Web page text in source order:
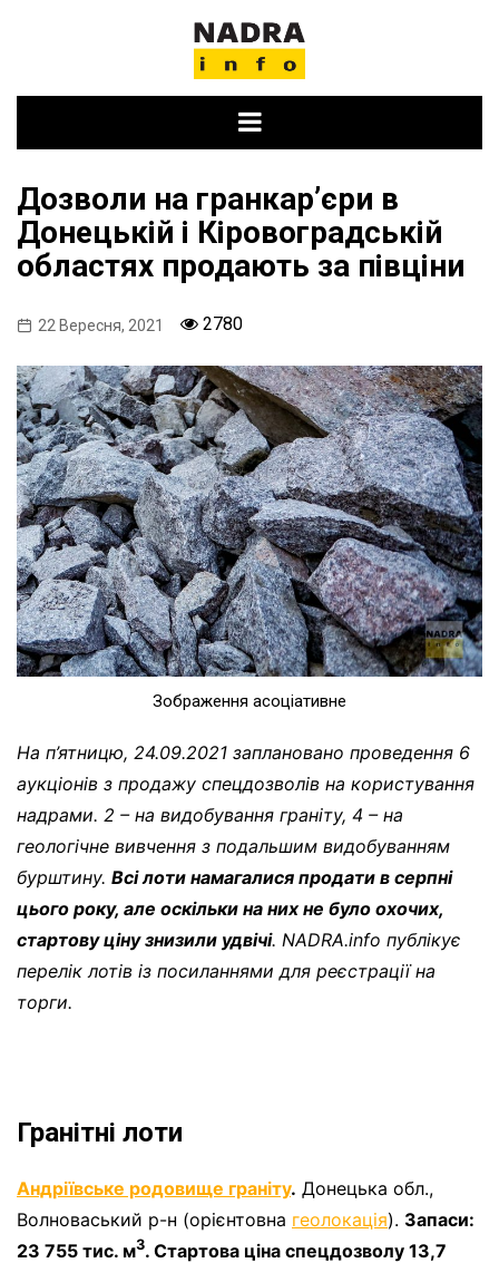
Дозволи на гранкар’єри в
Донецькій і Кіровоградській
областях продають за півціни
22 Вересня, 2021 2780
Зображення асоціативне
На п’ятницю, 24.09.2021 заплановано проведення 6
аукціонів з продажу спецдозволів на користування
надрами. 2 – на видобування граніту, 4 – на
геологічне вивчення з подальшим видобуванням
бурштину. Всі лоти намагалися продати в серпні
цього року, але оскільки на них не було охочих,
стартову ціну знизили удвічі. NADRA.info публікує
перелік лотів із посиланнями для реєстрації на
торги.
Гранітні лоти
Андріївське родовище граніту. Донецька обл.,
Волноваський р-н (орієнтовна геолокація). Запаси:
23 755 тис. м3. Стартова ціна спецдозволу 13,7